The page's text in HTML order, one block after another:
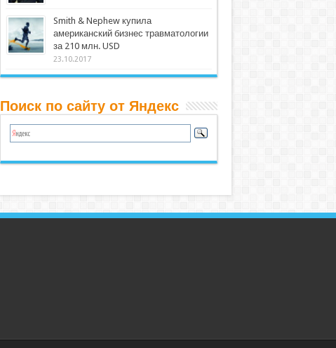
Smith & Nephew купила
американский бизнес травматологии
за 210 млн. USD
23.10.2017
Поиск по сайту от Яндекс